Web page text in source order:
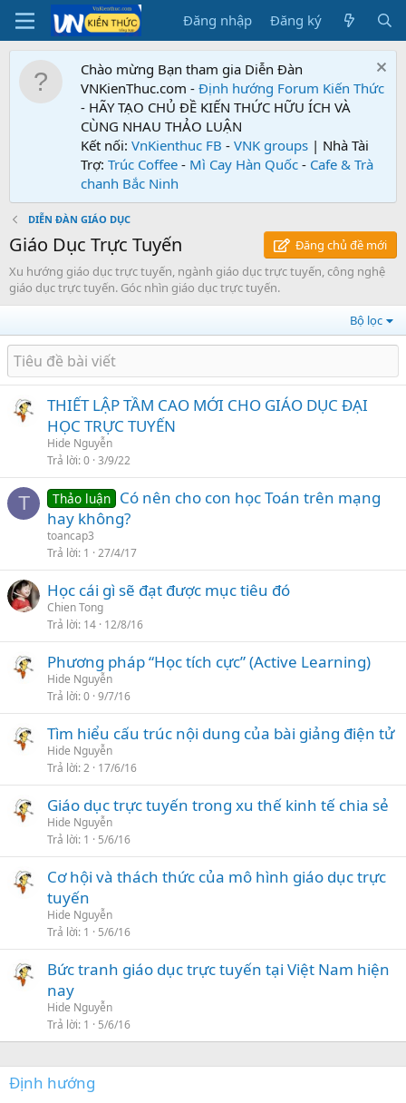
Đăng nhập Đăng ký
Chào mừng Bạn tham gia Diễn Đàn
VNKienThuc.com - Định hướng Forum Kiến Thức
- HÃY TẠO CHỦ ĐỀ KIẾN THỨC HỮU ÍCH VÀ
CÙNG NHAU THẢO LUẬN
Kết nối: VnKienthuc FB - VNK groups | Nhà Tài
Trợ: Trúc Coffee - Mì Cay Hàn Quốc - Cafe & Trà
chanh Bắc Ninh
DIỄN ĐÀN GIÁO DỤC
Giáo Dục Trực Tuyến
Đăng chủ đề mới
Xu hướng giáo dục trực tuyến, ngành giáo dục trực tuyến, công nghệ
giáo dục trực tuyến. Góc nhìn giáo dục trực tuyến.
Bộ lọc
THIẾT LẬP TẦM CAO MỚI CHO GIÁO DỤC ĐẠI
HỌC TRỰC TUYẾN
Hide Nguyễn
Trả lời 0 3/9/22
T Thảo luận Có nên cho con học Toán trên mạng
hay không?
toancap3
Trả lời 1 27/4/17
Học cái gì sẽ đạt được mục tiêu đó
Chien Tong
Trả lời 14 12/8/16
Phương pháp “Học tích cực” (Active Learning)
Hide Nguyễn
Trả lời 0 9/7/16
Tìm hiểu cấu trúc nội dung của bài giảng điện tử
Hide Nguyễn
Trả lời 2 17/6/16
Giáo dục trực tuyến trong xu thế kinh tế chia sẻ
Hide Nguyễn
Trả lời 1 5/6/16
Cơ hội và thách thức của mô hình giáo dục trực
tuyến
Hide Nguyễn
Trả lời 1 5/6/16
Bức tranh giáo dục trực tuyến tại Việt Nam hiện
nay
Hide Nguyễn
Trả lời 1 5/6/16
Định hướng